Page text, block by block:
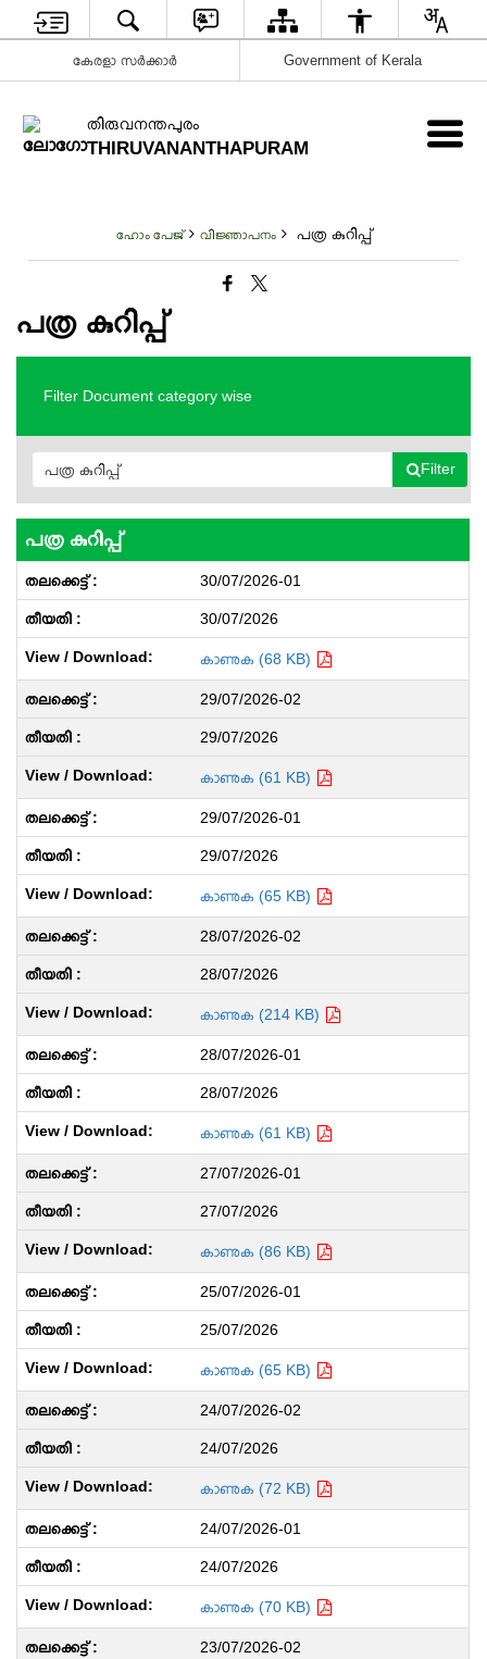
കേരളാ സർക്കാർ Government of Kerala
തിരുവനന്തപുരം
THIRUVANANTHAPURAM
ഹോം പേജ് വിജ്ഞാപനം പത്ര കുറിപ്പ്
പത്ര കുറിപ്പ്
Filter Document category wise
Filter
പത്ര കുറിപ്പ്
30/07/2026-01
30/07/2026
കാണുക (68 KB)
29/07/2026-02
29/07/2026
കാണുക (61 KB)
29/07/2026-01
29/07/2026
കാണുക (65 KB)
28/07/2026-02
28/07/2026
കാണുക (214 KB)
28/07/2026-01
28/07/2026
കാണുക (61 KB)
27/07/2026-01
27/07/2026
കാണുക (86 KB)
25/07/2026-01
25/07/2026
കാണുക (65 KB)
24/07/2026-02
24/07/2026
കാണുക (72 KB)
24/07/2026-01
24/07/2026
കാണുക (70 KB)
23/07/2026-02